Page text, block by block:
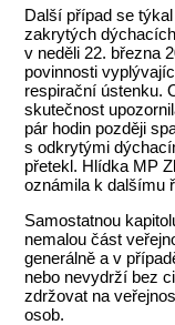
Další případ se
zakrytých
v neděli 22. března
povinnosti
respirační ústenku.
skutečnost
pár hodin později
s odkrytými
přetekl. Hlídka MP
oznámila k dalšímu
Samostatnou
nemalou část
generálně a v
nebo nevydrží bez
zdržovat na
osob.